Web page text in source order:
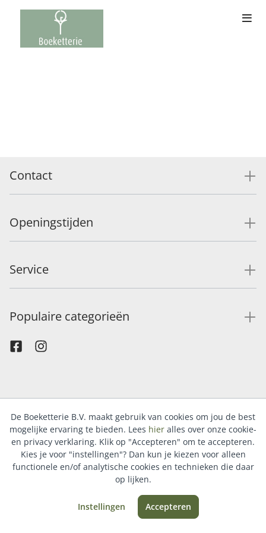
Contact
Openingstijden
Service
Populaire categorieën
De Boeketterie B.V. maakt gebruik van cookies om jou de best
mogelijke ervaring te bieden. Lees hier alles over onze cookie-
en privacy verklaring. Klik op "Accepteren" om te accepteren.
Kies je voor "instellingen"? Dan kun je kiezen voor alleen
functionele en/of analytische cookies en technieken die daar
op lijken.
Instellingen Accepteren